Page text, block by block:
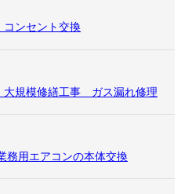
ンセント交換
規模修繕工事 ガス漏れ修理
務用エアコンの本体交換